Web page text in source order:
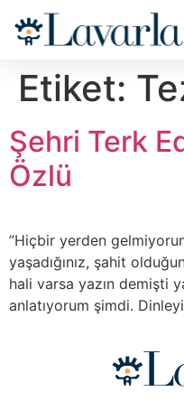
Etiket:
Şehri Terk
Özlü
”Hiçbir yerden
yaşadığınız, şahit
hali varsa yazın demişti
anlatıyorum şimdi.